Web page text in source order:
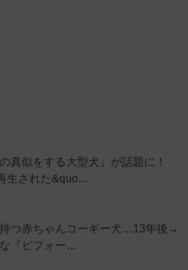
真似をする大型犬』が話題に！
生された&quo…
つ赤ちゃんコーギー犬…13年後→
『ビフォー…